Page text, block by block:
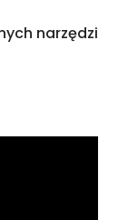
narzędzi